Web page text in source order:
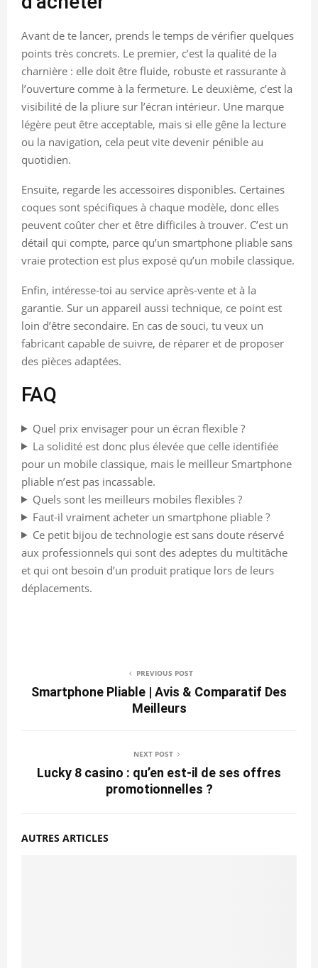
Avant de te lancer, prends le temps de vérifier quelques
points très concrets. Le premier, c’est la qualité de la
charnière : elle doit être fluide, robuste et rassurante à
l’ouverture comme à la fermeture. Le deuxième, c’est la
visibilité de la pliure sur l’écran intérieur. Une marque
légère peut être acceptable, mais si elle gêne la lecture
ou la navigation, cela peut vite devenir pénible au
quotidien.
Ensuite, regarde les accessoires disponibles. Certaines
coques sont spécifiques à chaque modèle, donc elles
peuvent coûter cher et être difficiles à trouver. C’est un
détail qui compte, parce qu’un smartphone pliable sans
vraie protection est plus exposé qu’un mobile classique.
Enfin, intéresse-toi au service après-vente et à la
garantie. Sur un appareil aussi technique, ce point est
loin d’être secondaire. En cas de souci, tu veux un
fabricant capable de suivre, de réparer et de proposer
des pièces adaptées.
FAQ
Quel prix envisager pour un écran flexible ?
La solidité est donc plus élevée que celle identifiée
pour un mobile classique, mais le meilleur Smartphone
pliable n’est pas incassable.
Quels sont les meilleurs mobiles flexibles ?
Faut-il vraiment acheter un smartphone pliable ?
Ce petit bijou de technologie est sans doute réservé
aux professionnels qui sont des adeptes du multitâche
et qui ont besoin d’un produit pratique lors de leurs
déplacements.
PREVIOUS POST
Smartphone Pliable | Avis & Comparatif Des
Meilleurs
NEXT POST
Lucky 8 casino : qu’en est-il de ses offres
promotionnelles ?
AUTRES ARTICLES